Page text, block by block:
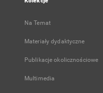
Na Temat
Materiały dydaktyczne
Publikacje okolicznościowe
Multimedia